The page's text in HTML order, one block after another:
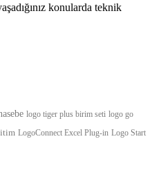
konularda teknik
logo tiger plus birim seti logo go
LogoConnect Excel Plug-in Logo Start